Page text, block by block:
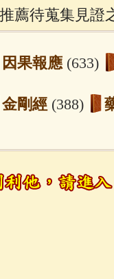
推薦待蒐集見證
因果報應 (633)
金剛經 (388)
地藏經(225)
聖救度佛母(